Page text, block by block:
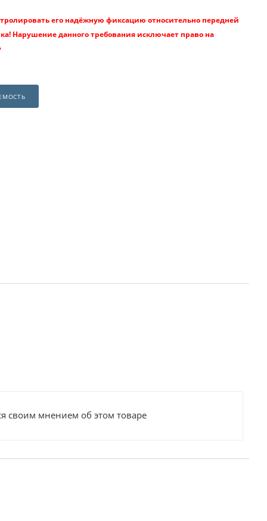
его надёжную фиксацию относительно передней
Нарушение данного требования исключает право на
своим мнением об этом товаре